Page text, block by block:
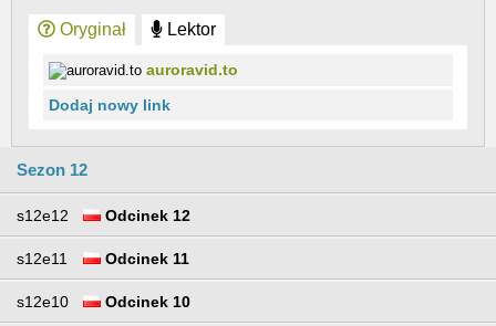
Oryginał Lektor
auroravid.to
Dodaj nowy link
Sezon 12
s12e12 Odcinek 12
s12e11 Odcinek 11
s12e10 Odcinek 10